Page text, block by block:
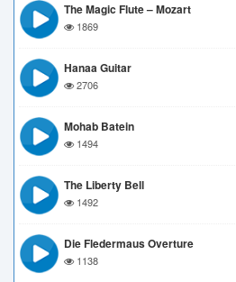
The Magic Flute – Mozart
1869
Hanaa Guitar
2706
Mohab Batein
1494
The Liberty Bell
1492
Die Fledermaus Overture
1138